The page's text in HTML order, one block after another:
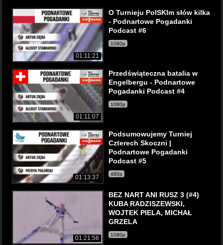
01:11:21
O Turnieju PolSKIm słów kilka
- Podnartowe Pogadanki
Podcast #6
1080p
01:11:07
Przedświąteczna batalia w
Engelbergu - Podnartowe
Pogadanki Podcast #4
1080p
01:13:37
Podsumowujemy Turniej
Czterech Skoczni |
Podnartowe Pogadanki
Podcast #5
480p
01:21:56
BEZ NART ANI RUSZ 3 (#4)
KUBA RADZISZEWSKI,
WOJTEK PIELA, MICHAŁ
GRZELA
1080p